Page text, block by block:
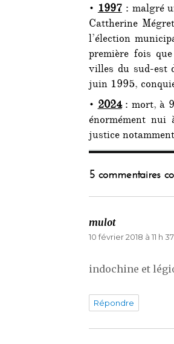
•1997 : malgré
Cattherine
l’élection
première fois
villes du sud-est
juin 1995,
•2024 : mort, à
énormément
justice
5 commentaires
mulot
10 février 2018 à 11 h
indochine et
Répondre